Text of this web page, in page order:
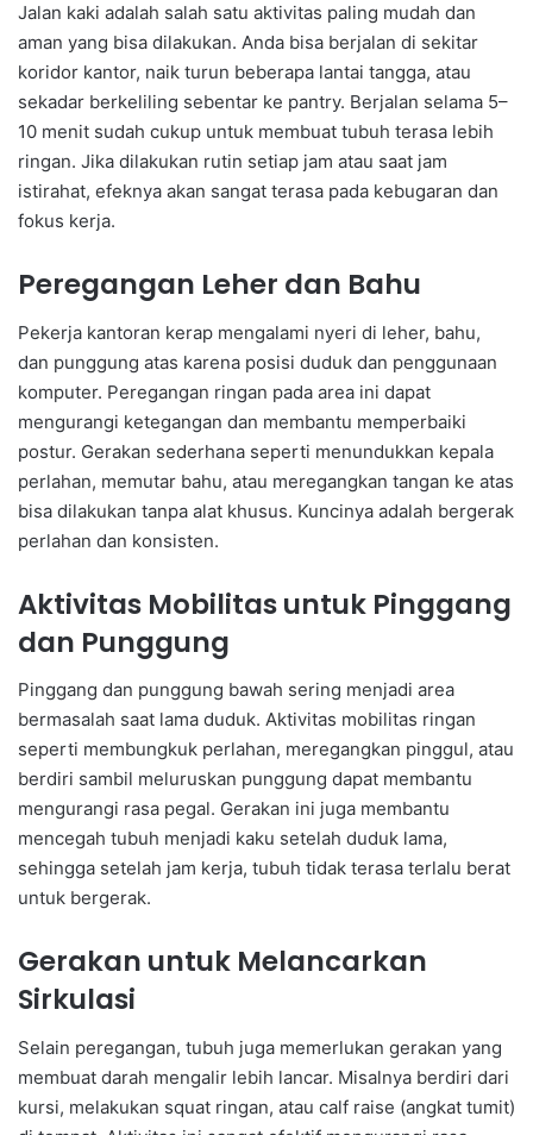
Jalan kaki adalah salah satu aktivitas paling mudah dan
aman yang bisa dilakukan. Anda bisa berjalan di sekitar
koridor kantor, naik turun beberapa lantai tangga, atau
sekadar berkeliling sebentar ke pantry. Berjalan selama 5–
10 menit sudah cukup untuk membuat tubuh terasa lebih
ringan. Jika dilakukan rutin setiap jam atau saat jam
istirahat, efeknya akan sangat terasa pada kebugaran dan
fokus kerja.
Peregangan Leher dan Bahu
Pekerja kantoran kerap mengalami nyeri di leher, bahu,
dan punggung atas karena posisi duduk dan penggunaan
komputer. Peregangan ringan pada area ini dapat
mengurangi ketegangan dan membantu memperbaiki
postur. Gerakan sederhana seperti menundukkan kepala
perlahan, memutar bahu, atau meregangkan tangan ke atas
bisa dilakukan tanpa alat khusus. Kuncinya adalah bergerak
perlahan dan konsisten.
Aktivitas Mobilitas untuk Pinggang
dan Punggung
Pinggang dan punggung bawah sering menjadi area
bermasalah saat lama duduk. Aktivitas mobilitas ringan
seperti membungkuk perlahan, meregangkan pinggul, atau
berdiri sambil meluruskan punggung dapat membantu
mengurangi rasa pegal. Gerakan ini juga membantu
mencegah tubuh menjadi kaku setelah duduk lama,
sehingga setelah jam kerja, tubuh tidak terasa terlalu berat
untuk bergerak.
Gerakan untuk Melancarkan
Sirkulasi
Selain peregangan, tubuh juga memerlukan gerakan yang
membuat darah mengalir lebih lancar. Misalnya berdiri dari
kursi, melakukan squat ringan, atau calf raise (angkat tumit)